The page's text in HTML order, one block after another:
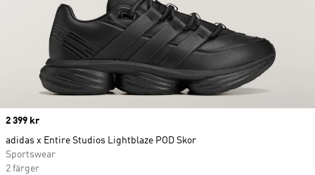
Price
2 399 kr
adidas x Entire Studios Lightblaze POD Skor
Sportswear
2 färger